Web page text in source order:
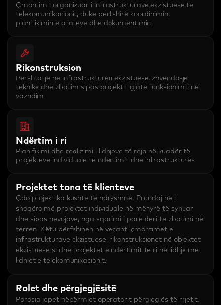
Çmontim i organizuar i infrastrukturave ekzistuese të
telekomunikacionit, duke përfshirë koordinimin,
planifikimin e afateve dhe dokumentimin.
Rikonstruksion
Përshtatje në infrastrukturën ekzistuese, zhvendosje
teknike dhe zbatim sipas projektit gjatë funksionimit në
vazhdim.
Ndërtim i ri
Planifikimi dhe realizimi i lidhjeve të reja në kuadër të
projekteve individuale të ndërtimit dhe infrastrukturës.
Projektet tona të klienteve
Çdo projekt ka kushte të ndryshme. Prandaj ne i
shoqërojmë projektet individuale në mënyrë të synuar
dhe sipas nevojave, nga sqarimi i parë deri te zbatimi në
terren. Këtu përfshihen në veçanti çmontimet e
infrastrukturave ekzistuese, rikonstruksionet në objektet
ekzistuese si dhe projektet e ndërtimit të ri në lidhje me
lidhjet e telekomunikacionit.
Rolet dhe përgjegjësitë
Porosia jepet nëpërmjet operatorit përgjegjës të rrjetit.